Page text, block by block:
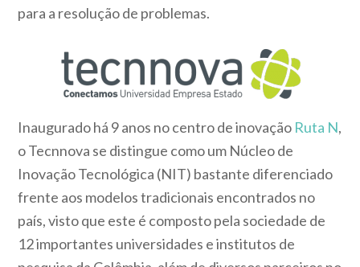
para a resolução de problemas.
Inaugurado há 9 anos no centro de inovação Ruta N,
o Tecnnova se distingue como um Núcleo de
Inovação Tecnológica (NIT) bastante diferenciado
frente aos modelos tradicionais encontrados no
país, visto que este é composto pela sociedade de
12 importantes universidades e institutos de